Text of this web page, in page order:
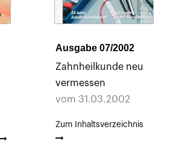
Ausgabe 07/2002
Zahnheilkunde neu
vermessen
vom 31.03.2002
Zum Inhaltsverzeichnis